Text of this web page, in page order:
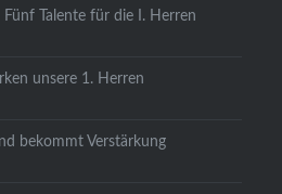
Talente für die I. Herren
unsere 1. Herren
bekommt Verstärkung